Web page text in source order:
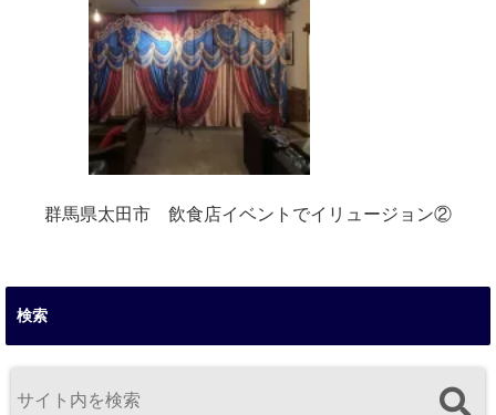
群馬県太田市 飲食店イベントでイリュージョン②
検索